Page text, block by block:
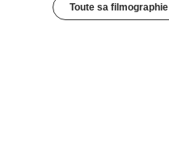
Toute sa filmographie